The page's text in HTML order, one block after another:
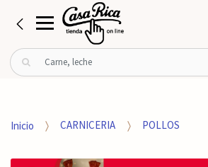
B
u
r
o
Inicio CARNICERIA POLLOS